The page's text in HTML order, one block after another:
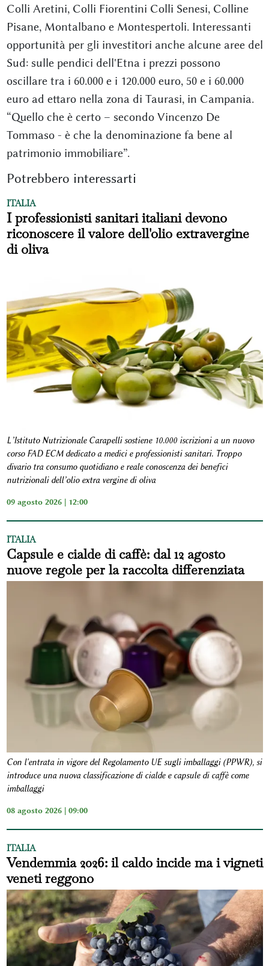
Colli Aretini, Colli Fiorentini Colli Senesi, Colline
Pisane, Montalbano e Montespertoli. Interessanti
opportunità per gli investitori anche alcune aree del
Sud: sulle pendici dell'Etna i prezzi possono
oscillare tra i 60.000 e i 120.000 euro, 50 e i 60.000
euro ad ettaro nella zona di Taurasi, in Campania.
“Quello che è certo – secondo Vincenzo De
Tommaso - è che la denominazione fa bene al
patrimonio immobiliare”.
Potrebbero interessarti
ITALIA
I professionisti sanitari italiani devono
riconoscere il valore dell'olio extravergine
di oliva
L’Istituto Nutrizionale Carapelli sostiene 10.000 iscrizioni a un nuovo
corso FAD ECM dedicato a medici e professionisti sanitari. Troppo
divario tra consumo quotidiano e reale conoscenza dei benefici
nutrizionali dell’olio extra vergine di oliva
09 agosto 2026 | 12:00
ITALIA
Capsule e cialde di caffè: dal 12 agosto
nuove regole per la raccolta differenziata
Con l'entrata in vigore del Regolamento UE sugli imballaggi (PPWR), si
introduce una nuova classificazione di cialde e capsule di caffè come
imballaggi
08 agosto 2026 | 09:00
ITALIA
Vendemmia 2026: il caldo incide ma i vigneti
veneti reggono